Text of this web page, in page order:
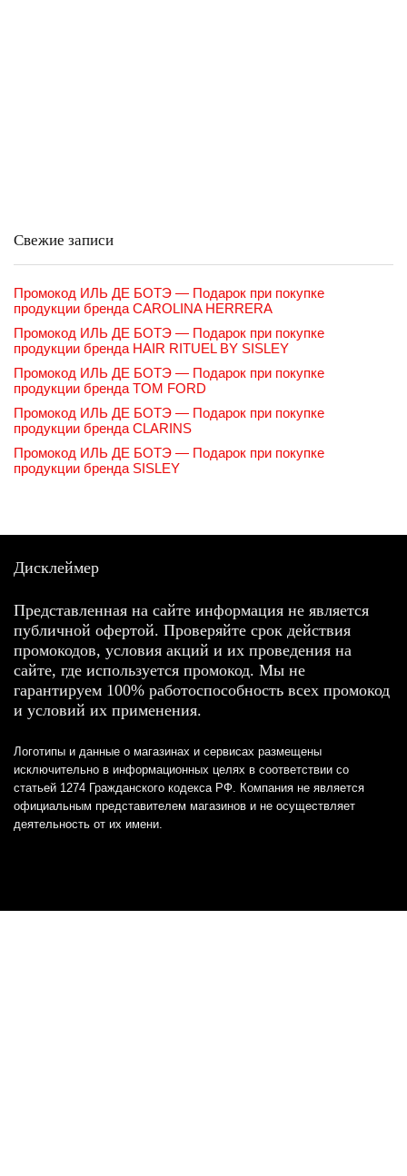
Свежие записи
Промокод ИЛЬ ДЕ БОТЭ — Подарок при покупке
продукции бренда CAROLINA HERRERA
Промокод ИЛЬ ДЕ БОТЭ — Подарок при покупке
продукции бренда HAIR RITUEL BY SISLEY
Промокод ИЛЬ ДЕ БОТЭ — Подарок при покупке
продукции бренда TOM FORD
Промокод ИЛЬ ДЕ БОТЭ — Подарок при покупке
продукции бренда CLARINS
Промокод ИЛЬ ДЕ БОТЭ — Подарок при покупке
продукции бренда SISLEY
Дисклеймер
Представленная на сайте информация не является
публичной офертой. Проверяйте срок действия
промокодов, условия акций и их проведения на
сайте, где используется промокод. Мы не
гарантируем 100% работоспособность всех промокод
и условий их применения.
Логотипы и данные о магазинах и сервисах размещены
исключительно в информационных целях в соответствии со
статьей 1274 Гражданского кодекса РФ. Компания не является
официальным представителем магазинов и не осуществляет
деятельность от их имени.